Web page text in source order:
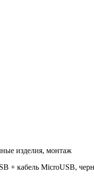
изделия, монтаж
+ кабель MicroUSB,